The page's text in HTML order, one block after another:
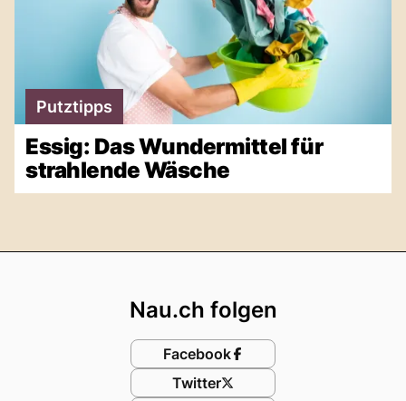
Putztipps
Essig: Das Wundermittel für
strahlende Wäsche
Nau.ch folgen
Facebook
Twitter